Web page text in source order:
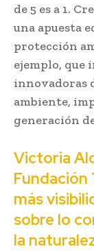
de 5 es a 1.
una apuesta
protección
ejemplo, que
innovadoras
ambiente,
generación
Victoria
Fundación
más
sobre lo
la